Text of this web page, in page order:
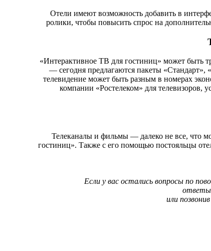
Отели имеют возможность добавить в
ролики, чтобы повысить спрос на
«Интерактивное ТВ для гостиниц» может быть
— сегодня предлагаются пакеты
телевидение может быть разным в номерах
компании «Ростелеком» для телевизоров,
Телеканалы и фильмы — далеко не все, что
гостиниц». Также с его помощью постояльцы
Если у вас остались вопросы по
ответы
или